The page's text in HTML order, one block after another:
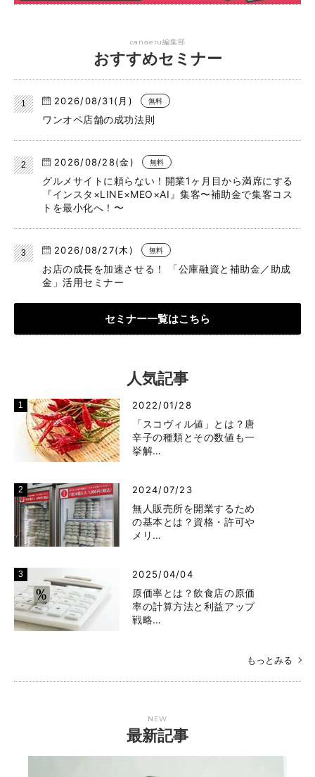
canaeru編集部
おすすめセミナー
2026/08/31(月) 無料
ワンオペ店舗の成功法則
2026/08/28(金) 無料
グルメサイトに頼らない！開業1ヶ月目から満席にする
『インスタ×LINE×MEO×AI』集客〜補助金で集客コス
トを最小化へ！〜
2026/08/27(木) 無料
お店の成長を加速させる！ 「公庫融資と補助金／助成
金」活用セミナー
セミナー一覧はこちら
人気記事
2022/01/28
「スコヴィル値」とは？唐
辛子の種類とその数値も一
挙解…
2024/07/23
無人販売所を開業するため
の基本とは？資格・許可や
メリ…
2025/04/04
原価率とは？飲食店の原価
率の計算方法と利益アップ
戦略…
もっとみる
NEW
最新記事